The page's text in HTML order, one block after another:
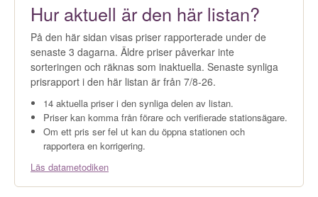
Hur aktuell är den här listan?
På den här sidan visas priser rapporterade under de
senaste 3 dagarna. Äldre priser påverkar inte
sorteringen och räknas som inaktuella. Senaste synliga
prisrapport i den här listan är från 7/8-26.
14 aktuella priser i den synliga delen av listan.
Priser kan komma från förare och verifierade stationsägare.
Om ett pris ser fel ut kan du öppna stationen och
rapportera en korrigering.
Läs datametodiken